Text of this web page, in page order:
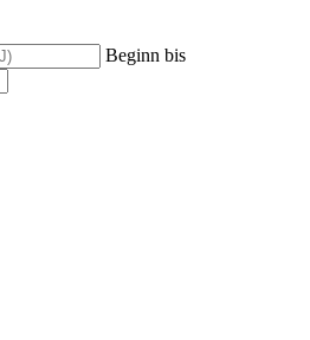
Beginn bis